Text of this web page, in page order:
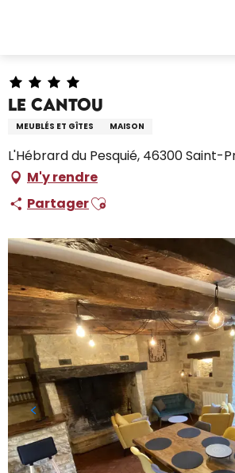
Le Cantou
MEUBLÉS ET GÎTES MAISON
L'Hébrard du Pesquié, 46300 Saint-
M'y rendre
PartagerAjouter aux favoris